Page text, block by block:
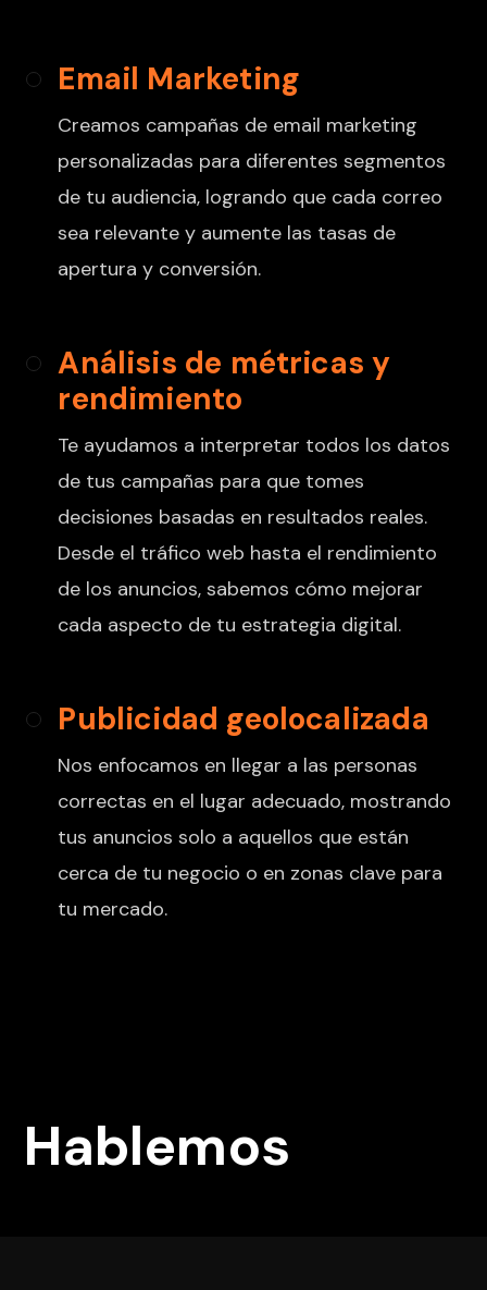
Email Marketing
Creamos campañas de email marketing
personalizadas para diferentes segmentos
de tu audiencia, logrando que cada correo
sea relevante y aumente las tasas de
apertura y conversión.
Análisis de métricas y
rendimiento
Te ayudamos a interpretar todos los datos
de tus campañas para que tomes
decisiones basadas en resultados reales.
Desde el tráfico web hasta el rendimiento
de los anuncios, sabemos cómo mejorar
cada aspecto de tu estrategia digital.
Publicidad geolocalizada
Nos enfocamos en llegar a las personas
correctas en el lugar adecuado, mostrando
tus anuncios solo a aquellos que están
cerca de tu negocio o en zonas clave para
tu mercado.
Hablemos